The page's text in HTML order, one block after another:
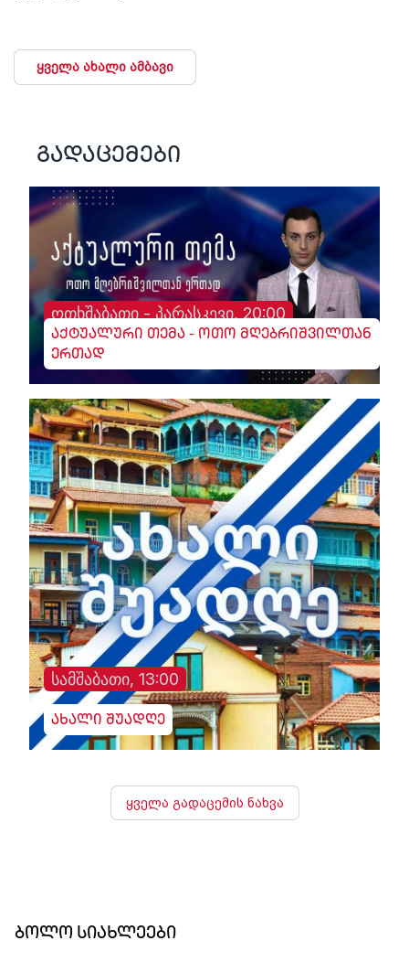
ყველა ახალი ამბავი
გადაცემები
ოთხშაბათი - პარასკევი, 20:00
აქტუალური თემა - ოთო მღებრიშვილთან
ერთად
სამშაბათი, 13:00
ახალი შუადღე
ყველა გადაცემის ნახვა
ბოლო სიახლეები